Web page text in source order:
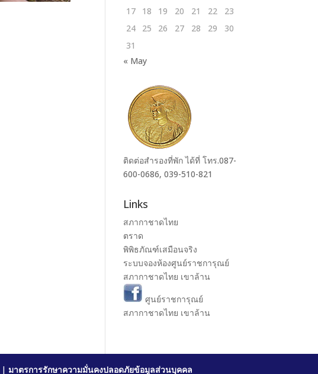
17
18 19 20 21 22
23
24
25 26 27 28 29
30
31
« May
ติดต่อสำรองที่พัก ได้ที่ โทร.087-
600-0686, 039-510-821
Links
สภากาชาดไทย
ตราด
พิพิธภัณฑ์เสมือนจริง
ระบบจองห้องศูนย์ราชการุณย์
สภากาชาดไทย เขาล้าน
ศูนย์ราชการุณย์
สภากาชาดไทย เขาล้าน
| มาตรการรักษาความมั่นคงปลอดภัยข้อมูลส่วนบุคคล